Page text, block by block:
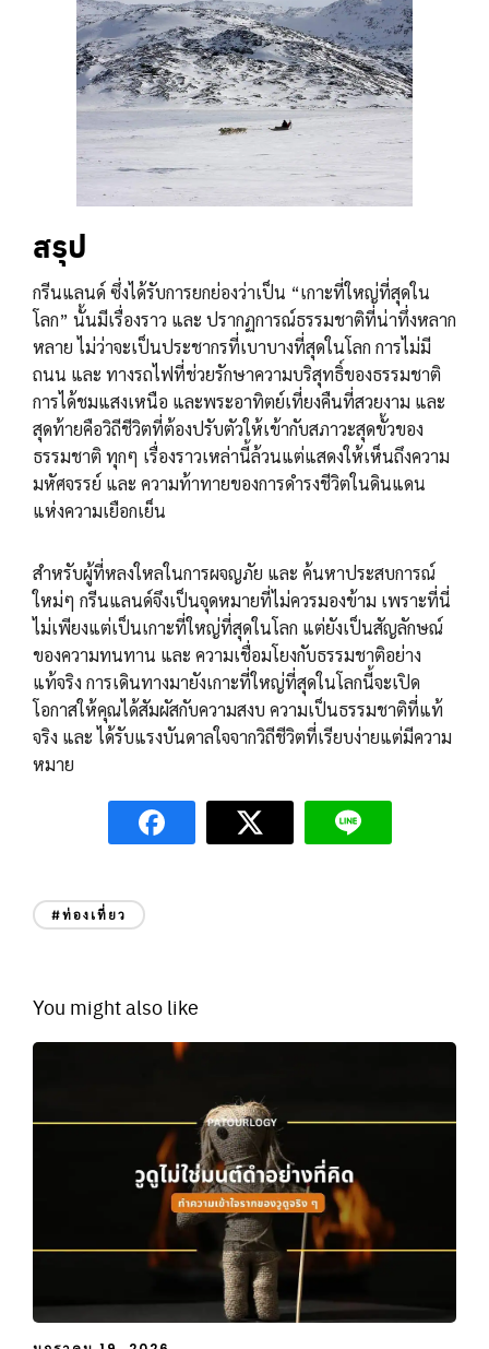
สรุป
กรีนแลนด์ ซึ่งได้รับการยกย่องว่าเป็น “เกาะที่ใหญ่ที่สุดใน
โลก” นั้นมีเรื่องราว และ ปรากฏการณ์ธรรมชาติที่น่าทึ่งหลาก
หลาย ไม่ว่าจะเป็นประชากรที่เบาบางที่สุดในโลก การไม่มี
ถนน และ ทางรถไฟที่ช่วยรักษาความบริสุทธิ์ของธรรมชาติ
การได้ชมแสงเหนือ และพระอาทิตย์เที่ยงคืนที่สวยงาม และ
สุดท้ายคือวิถีชีวิตที่ต้องปรับตัวให้เข้ากับสภาวะสุดขั้วของ
ธรรมชาติ ทุกๆ เรื่องราวเหล่านี้ล้วนแต่แสดงให้เห็นถึงความ
มหัศจรรย์ และ ความท้าทายของการดำรงชีวิตในดินแดน
แห่งความเยือกเย็น
สำหรับผู้ที่หลงใหลในการผจญภัย และ ค้นหาประสบการณ์
ใหม่ๆ กรีนแลนด์จึงเป็นจุดหมายที่ไม่ควรมองข้าม เพราะที่นี่
ไม่เพียงแต่เป็นเกาะที่ใหญ่ที่สุดในโลก แต่ยังเป็นสัญลักษณ์
ของความทนทาน และ ความเชื่อมโยงกับธรรมชาติอย่าง
แท้จริง การเดินทางมายังเกาะที่ใหญ่ที่สุดในโลกนี้จะเปิด
โอกาสให้คุณได้สัมผัสกับความสงบ ความเป็นธรรมชาติที่แท้
จริง และ ได้รับแรงบันดาลใจจากวิถีชีวิตที่เรียบง่ายแต่มีความ
หมาย
#ท่องเที่ยว
You might also like